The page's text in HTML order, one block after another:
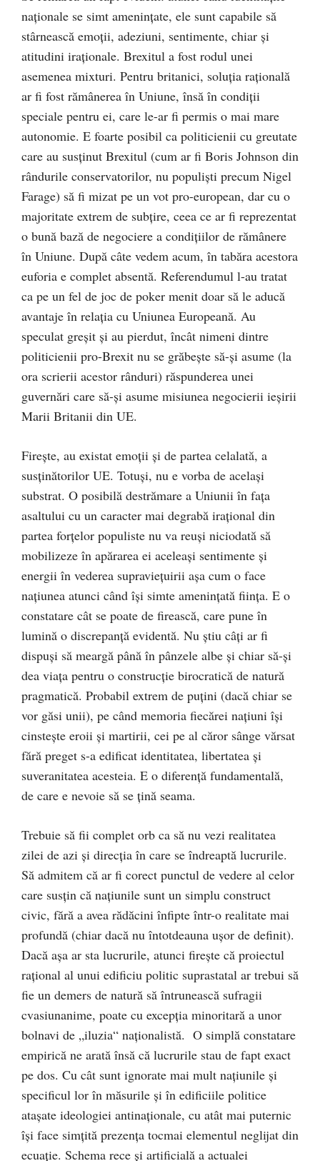
naţionale se simt ameninţate, ele sunt capabile să
stârnească emoţii, adeziuni, sentimente, chiar şi
atitudini iraţionale. Brexitul a fost rodul unei
asemenea mixturi. Pentru britanici, soluţia raţională
ar fi fost rămânerea în Uniune, însă în condiţii
speciale pentru ei, care le-ar fi permis o mai mare
autonomie. E foarte posibil ca politicienii cu greutate
care au susţinut Brexitul (cum ar fi Boris Johnson din
rândurile conservatorilor, nu populişti precum Nigel
Farage) să fi mizat pe un vot pro-european, dar cu o
majoritate extrem de subţire, ceea ce ar fi reprezentat
o bună bază de negociere a condiţiilor de rămânere
în Uniune. După câte vedem acum, în tabăra acestora
euforia e complet absentă. Referendumul l-au tratat
ca pe un fel de joc de poker menit doar să le aducă
avantaje în relaţia cu Uniunea Europeană. Au
speculat greşit şi au pierdut, încât nimeni dintre
politicienii pro-Brexit nu se grăbeşte să-şi asume (la
ora scrierii acestor rânduri) răspunderea unei
guvernări care să-şi asume misiunea negocierii ieşirii
Marii Britanii din UE.
Fireşte, au existat emoţii şi de partea celalată, a
susţinătorilor UE. Totuşi, nu e vorba de acelaşi
substrat. O posibilă destrămare a Uniunii în faţa
asaltului cu un caracter mai degrabă iraţional din
partea forţelor populiste nu va reuşi niciodată să
mobilizeze în apărarea ei aceleaşi sentimente şi
energii în vederea supravieţuirii aşa cum o face
naţiunea atunci când îşi simte ameninţată fiinţa. E o
constatare cât se poate de firească, care pune în
lumină o discrepanţă evidentă. Nu ştiu câţi ar fi
dispuşi să meargă până în pânzele albe şi chiar să-şi
dea viaţa pentru o construcţie birocratică de natură
pragmatică. Probabil extrem de puţini (dacă chiar se
vor găsi unii), pe când memoria fiecărei naţiuni îşi
cinsteşte eroii şi martirii, cei pe al căror sânge vărsat
fără preget s-a edificat identitatea, libertatea şi
suveranitatea acesteia. E o diferenţă fundamentală,
de care e nevoie să se ţină seama.
Trebuie să fii complet orb ca să nu vezi realitatea
zilei de azi şi direcţia în care se îndreaptă lucrurile.
Să admitem că ar fi corect punctul de vedere al celor
care susţin că naţiunile sunt un simplu construct
civic, fără a avea rădăcini înfipte într-o realitate mai
profundă (chiar dacă nu întotdeauna uşor de definit).
Dacă aşa ar sta lucrurile, atunci fireşte că proiectul
raţional al unui edificiu politic suprastatal ar trebui să
fie un demers de natură să întrunească sufragii
cvasiunanime, poate cu excepţia minoritară a unor
bolnavi de „iluzia“ naţionalistă. O simplă constatare
empirică ne arată însă că lucrurile stau de fapt exact
pe dos. Cu cât sunt ignorate mai mult naţiunile şi
specificul lor în măsurile şi în edificiile politice
ataşate ideologiei antinaţionale, cu atât mai puternic
îşi face simţită prezenţa tocmai elementul neglijat din
ecuaţie. Schema rece şi artificială a actualei